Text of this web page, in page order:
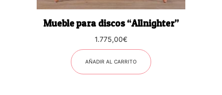
Mueble para discos “Allnighter”
1.775,00€
AÑADIR AL CARRITO